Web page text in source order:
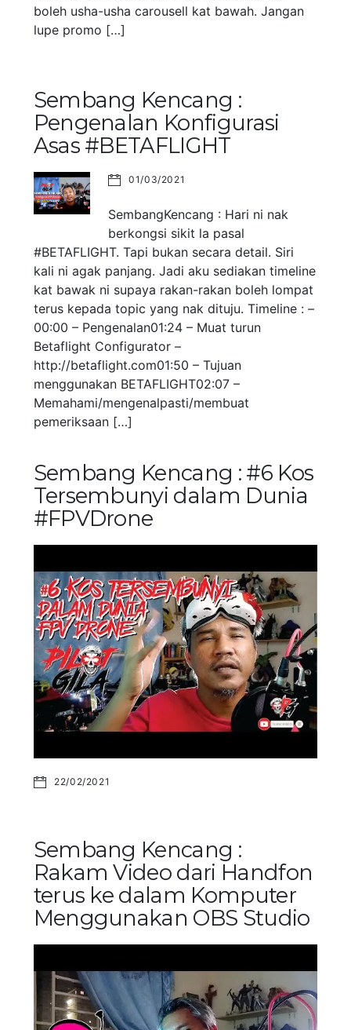
boleh usha-usha carousell kat bawah. Jangan
lupe promo […]
Sembang Kencang :
Pengenalan Konfigurasi
Asas #BETAFLIGHT
01/03/2021
SembangKencang : Hari ni nak
berkongsi sikit la pasal
#BETAFLIGHT. Tapi bukan secara detail. Siri
kali ni agak panjang. Jadi aku sediakan timeline
kat bawak ni supaya rakan-rakan boleh lompat
terus kepada topic yang nak dituju. Timeline : –
00:00 – Pengenalan01:24 – Muat turun
Betaflight Configurator –
http://betaflight.com01:50 – Tujuan
menggunakan BETAFLIGHT02:07 –
Memahami/mengenalpasti/membuat
pemeriksaan […]
Sembang Kencang : #6 Kos
Tersembunyi dalam Dunia
#FPVDrone
22/02/2021
Sembang Kencang :
Rakam Video dari Handfon
terus ke dalam Komputer
Menggunakan OBS Studio